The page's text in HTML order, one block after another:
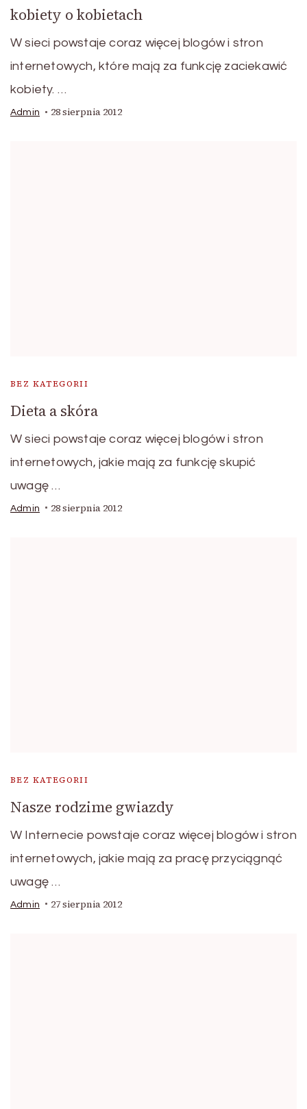
kobiety o kobietach
W sieci powstaje coraz więcej blogów i stron
internetowych, które mają za funkcję zaciekawić
kobiety. …
Admin 28 sierpnia 2012
BEZ KATEGORII
Dieta a skóra
W sieci powstaje coraz więcej blogów i stron
internetowych, jakie mają za funkcję skupić
uwagę …
Admin 28 sierpnia 2012
BEZ KATEGORII
Nasze rodzime gwiazdy
W Internecie powstaje coraz więcej blogów i stron
internetowych, jakie mają za pracę przyciągnąć
uwagę …
Admin 27 sierpnia 2012